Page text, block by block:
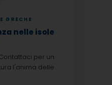
GRECHE
nelle isole
per un
l'anima delle